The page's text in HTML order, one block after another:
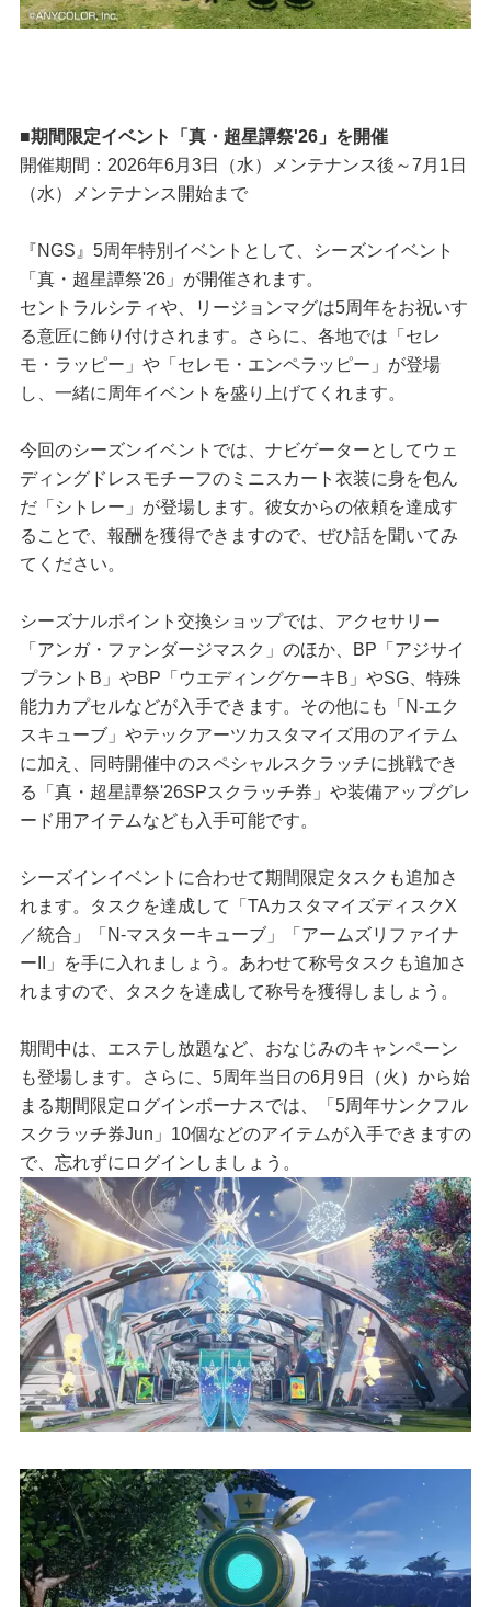
■期間限定イベント「真・超星譚祭'26」を開催
開催期間：2026年6月3日（水）メンテナンス後～7月1日
（水）メンテナンス開始まで
『NGS』5周年特別イベントとして、シーズンイベント
「真・超星譚祭'26」が開催されます。
セントラルシティや、リージョンマグは5周年をお祝いす
る意匠に飾り付けされます。さらに、各地では「セレ
モ・ラッピー」や「セレモ・エンペラッピー」が登場
し、一緒に周年イベントを盛り上げてくれます。
今回のシーズンイベントでは、ナビゲーターとしてウェ
ディングドレスモチーフのミニスカート衣装に身を包ん
だ「シトレー」が登場します。彼女からの依頼を達成す
ることで、報酬を獲得できますので、ぜひ話を聞いてみ
てください。
シーズナルポイント交換ショップでは、アクセサリー
「アンガ・ファンダージマスク」のほか、BP「アジサイ
プラントB」やBP「ウエディングケーキB」やSG、特殊
能力カプセルなどが入手できます。その他にも「N-エク
スキューブ」やテックアーツカスタマイズ用のアイテム
に加え、同時開催中のスペシャルスクラッチに挑戦でき
る「真・超星譚祭'26SPスクラッチ券」や装備アップグレ
ード用アイテムなども入手可能です。
シーズインイベントに合わせて期間限定タスクも追加さ
れます。タスクを達成して「TAカスタマイズディスクX
／統合」「N-マスターキューブ」「アームズリファイナ
ーII」を手に入れましょう。あわせて称号タスクも追加さ
れますので、タスクを達成して称号を獲得しましょう。
期間中は、エステし放題など、おなじみのキャンペーン
も登場します。さらに、5周年当日の6月9日（火）から始
まる期間限定ログインボーナスでは、「5周年サンクフル
スクラッチ券Jun」10個などのアイテムが入手できますの
で、忘れずにログインしましょう。